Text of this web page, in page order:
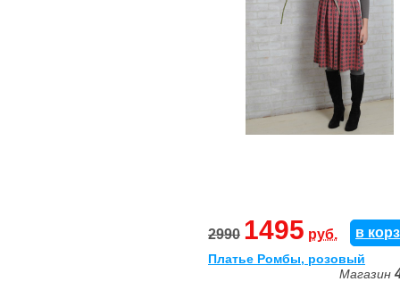
2990 1495 руб. в
Платье Ромбы, розовый
Магазин